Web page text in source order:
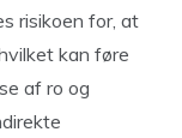
risikoen for, at
kan føre
af ro og